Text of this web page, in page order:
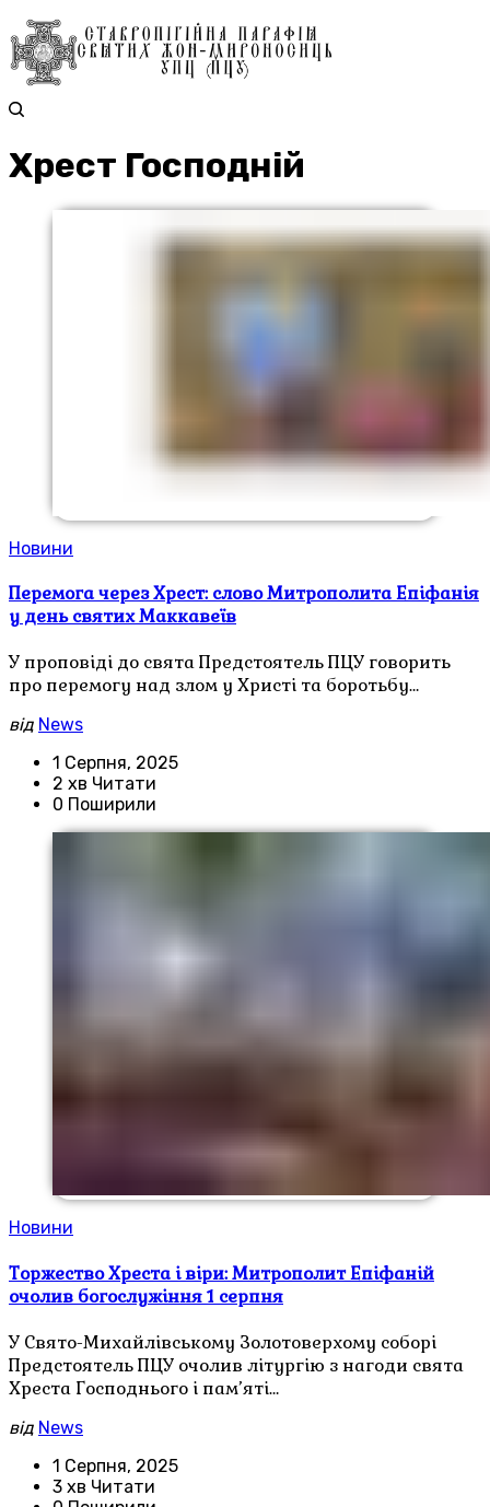
Хрест Господній
Новини
Перемога через Хрест: слово Митрополита Епіфанія
у день святих Маккавеїв
У проповіді до свята Предстоятель ПЦУ говорить
про перемогу над злом у Христі та боротьбу…
від News
1 Серпня, 2025
2 хв Читати
0 Поширили
Новини
Торжество Хреста і віри: Митрополит Епіфаній
очолив богослужіння 1 серпня
У Свято-Михайлівському Золотоверхому соборі
Предстоятель ПЦУ очолив літургію з нагоди свята
Хреста Господнього і пам’яті…
від News
1 Серпня, 2025
3 хв Читати